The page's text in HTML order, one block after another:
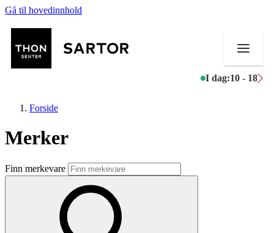
Gå til hovedinnhold
I dag:10 - 18
Butikker
Mat og drikke
Aktiviteter
Forside
Merker
Finn merkevare